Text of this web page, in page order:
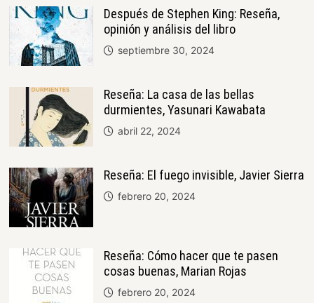
Después de Stephen King: Reseña,
opinión y análisis del libro
septiembre 30, 2024
Reseña: La casa de las bellas
durmientes, Yasunari Kawabata
abril 22, 2024
Reseña: El fuego invisible, Javier Sierra
febrero 20, 2024
Reseña: Cómo hacer que te pasen
cosas buenas, Marian Rojas
febrero 20, 2024